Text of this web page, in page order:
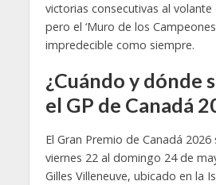
victorias consecutivas al
pero el ‘Muro de los
impredecible como siempre.
¿Cuándo y dónde
el GP de Canadá
El Gran Premio de Canadá
viernes 22 al domingo 24 de
Gilles Villeneuve, ubicado en la